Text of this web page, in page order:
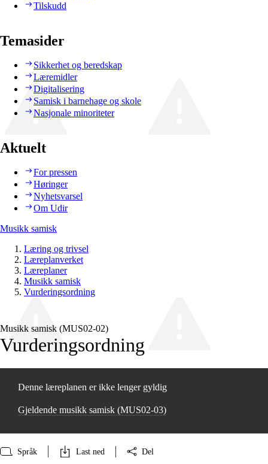
Tilskudd
Temasider
Sikkerhet og beredskap
Læremidler
Digitalisering
Samisk i barnehage og skole
Nasjonale minoriteter
Aktuelt
For pressen
Høringer
Nyhetsvarsel
Om Udir
Musikk samisk
Læring og trivsel
Læreplanverket
Læreplaner
Musikk samisk
Vurderingsordning
Musikk samisk (MUS02‑02)
Vurderingsordning
Denne læreplanen er ikke lenger gyldig
Gjeldende musikk samisk (MUS02‑03)
Språk Last ned Del